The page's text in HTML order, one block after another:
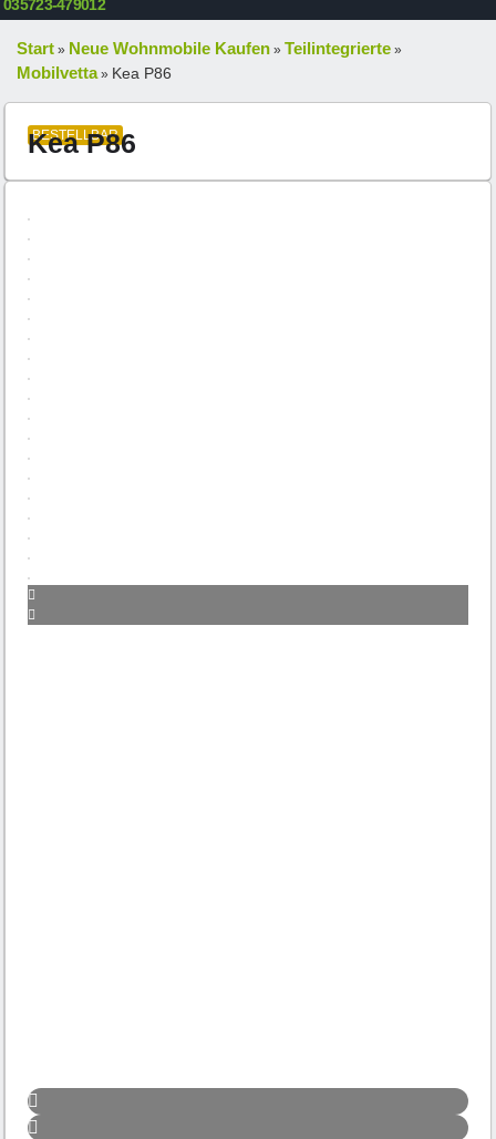
035723-479012
Start » Neue Wohnmobile Kaufen » Teilintegrierte »
Mobilvetta» Kea P86
BESTELLBAR
Kea P86